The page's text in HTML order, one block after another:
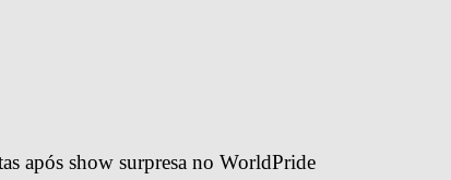
após show surpresa no WorldPride